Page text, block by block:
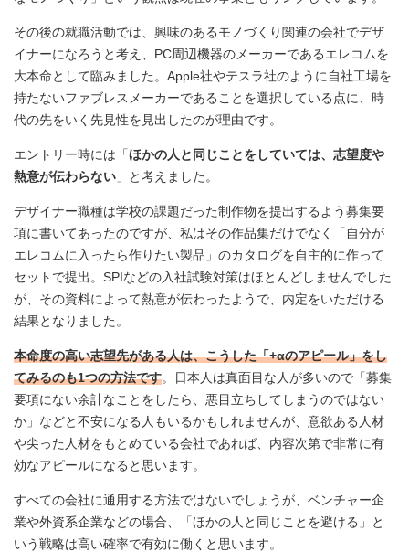
その後の就職活動では、興味のあるモノづくり関連の会社でデザ
イナーになろうと考え、PC周辺機器のメーカーであるエレコムを
大本命として臨みました。Apple社やテスラ社のように自社工場を
持たないファブレスメーカーであることを選択している点に、時
代の先をいく先見性を見出したのが理由です。
エントリー時には「ほかの人と同じことをしていては、志望度や
熱意が伝わらない 」と考えました。
デザイナー職種は学校の課題だった制作物を提出するよう募集要
項に書いてあったのですが、私はその作品集だけでなく「自分が
エレコムに入ったら作りたい製品」のカタログを自主的に作って
セットで提出。SPIなどの入社試験対策はほとんどしませんでした
が、その資料によって熱意が伝わったようで、内定をいただける
結果となりました。
本命度の高い志望先がある人は、こうした「+αのアピール」をし
てみるのも1つの方法です。日本人は真面目な人が多いので「募集
要項にない余計なことをしたら、悪目立ちしてしまうのではない
か」などと不安になる人もいるかもしれませんが、意欲ある人材
や尖った人材をもとめている会社であれば、内容次第で非常に有
効なアピールになると思います。
すべての会社に通用する方法ではないでしょうが、ベンチャー企
業や外資系企業などの場合、「ほかの人と同じことを避ける」と
いう戦略は高い確率で有効に働くと思います。